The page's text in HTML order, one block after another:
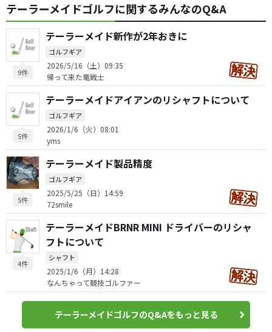
テーラーメイドゴルフに関するみんなのQ&A
9件
テーラーメイド新作が2年おきに
ゴルフギア
2026/5/16（土）09:35
帰って来た竜戦士
5件
テーラーメイドアイアンのリシャフトについて
ゴルフギア
2026/1/6（火）08:01
yms
5件
テーラーメイド製品精度
ゴルフギア
2025/5/25（日）14:59
72smile
4件
テーラーメイドBRNR MINI ドライバーのリシャ
フトについて
シャフト
2025/1/6（月）14:28
なんちゃって競技ゴルファー
テーラーメイドゴルフのQ&Aをもっと見る